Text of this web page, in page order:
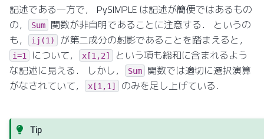
記述である一方で， PySIMPLE は記述が簡便ではあるもの
の，
Sum
関数が非自明であることに注意する． というの
も，
ij(1) が第二成分の射影であることを踏まえると，
i=1 について， x[1,2]
という項も総和に含まれるよう
な記述に見える． しかし，
Sum
関数では適切に選択演算
がなされていて，
x[1,1] のみを足し上げている．
Tip